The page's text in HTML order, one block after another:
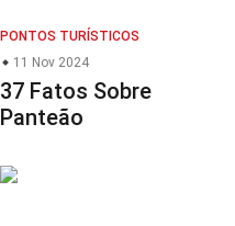
PONTOS TURÍSTICOS
11 Nov 2024
37 Fatos Sobre
Panteão